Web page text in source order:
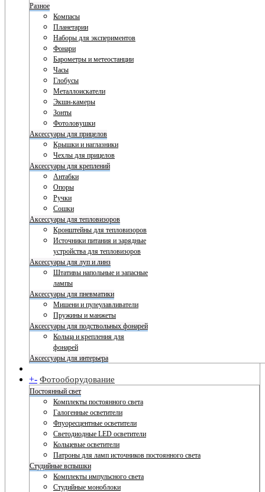
Разное
Компасы
Планетарии
Наборы для экспериментов
Фонари
Барометры и метеостанции
Часы
Глобусы
Металлоискатели
Экшн-камеры
Зонты
Фотоловушки
Аксессуары для прицелов
Крышки и наглазники
Чехлы для прицелов
Аксессуары для креплений
Антабки
Опоры
Ручки
Сошки
Аксессуары для тепловизоров
Кронштейны для тепловизоров
Источники питания и зарядные
устройства для тепловизоров
Аксессуары для луп и линз
Штативы напольные и запасные
лампы
Аксессуары для пневматики
Мишени и пулеулавливатели
Пружины и манжеты
Аксессуары для подствольных фонарей
Кольца и крепления для
фонарей
Аксессуары для интерьера
+- Фотооборудование
Постоянный свет
Комплекты постоянного света
Галогенные осветители
Флуоресцентные осветители
Светодиодные LED осветители
Кольцевые осветители
Патроны для ламп источников постоянного света
Студийные вспышки
Комплекты импульсного света
Студийные моноблоки